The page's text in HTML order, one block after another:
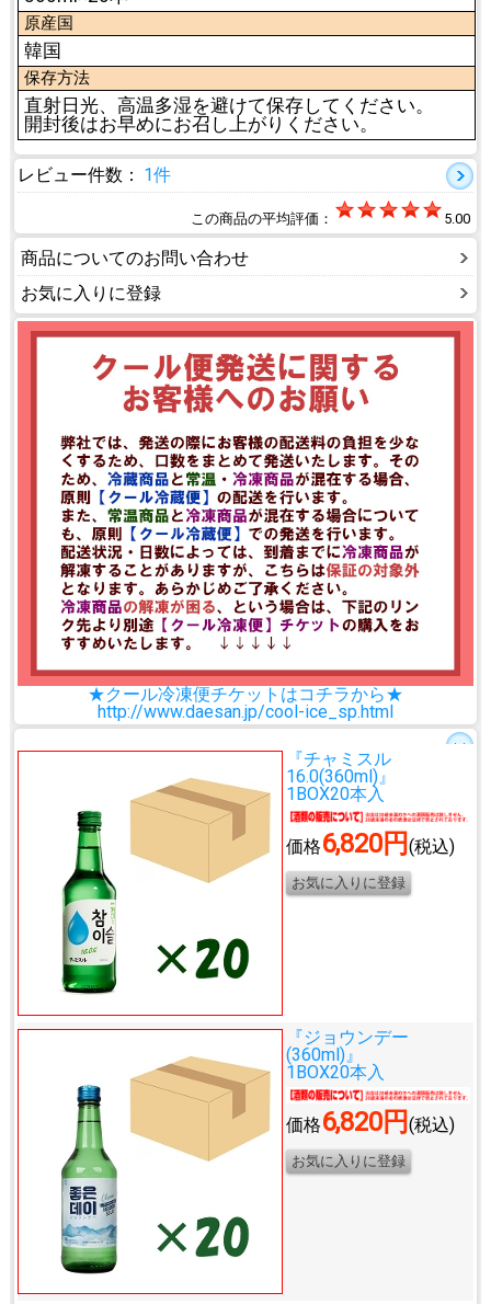
原産国
韓国
保存方法
直射日光、高温多湿を避けて保存してください。
開封後はお早めにお召し上がりください。
レビュー件数： 1件
この商品の平均評価： 5.00
商品についてのお問い合わせ
お気に入りに登録
★クール冷凍便チケットはコチラから★
http://www.daesan.jp/cool-ice_sp.html
『チャミスル
16.0(360ml)』
1BOX20本入
価格6,820円 (税込)
『ジョウンデー
(360ml)』
1BOX20本入
価格6,820円 (税込)